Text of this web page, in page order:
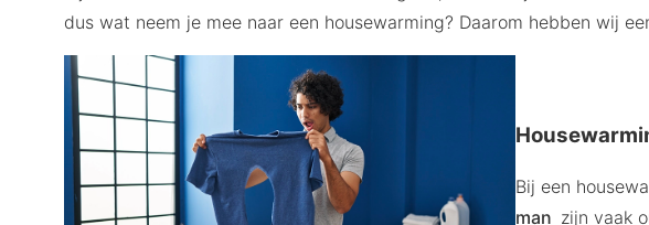
dus wat neem je mee naar een housewarming? Daarom hebben wij
Bij een
man zijn vaak